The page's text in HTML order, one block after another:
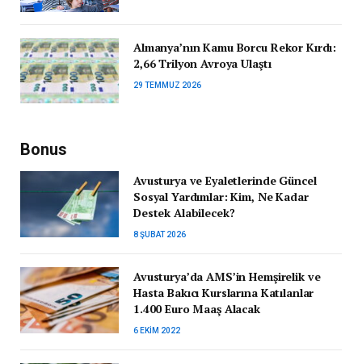
Almanya’nın Kamu Borcu Rekor Kırdı:
2,66 Trilyon Avroya Ulaştı
29 TEMMUZ 2026
Bonus
Avusturya ve Eyaletlerinde Güncel
Sosyal Yardımlar: Kim, Ne Kadar
Destek Alabilecek?
8 ŞUBAT 2026
Avusturya’da AMS’in Hemşirelik ve
Hasta Bakıcı Kurslarına Katılanlar
1.400 Euro Maaş Alacak
6 EKIM 2022